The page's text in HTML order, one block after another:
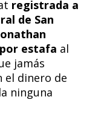
registrada a
de San
estafa al
jamás
el dinero de
ninguna